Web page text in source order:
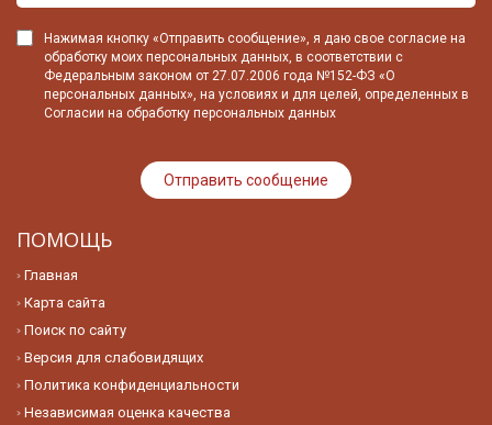
Нажимая кнопку «Отправить сообщение», я даю свое согласие на
обработку моих персональных данных, в соответствии с
Федеральным законом от 27.07.2006 года №152-ФЗ «О
персональных данных», на условиях и для целей, определенных в
Согласии на обработку персональных данных
ПОМОЩЬ
Главная
Карта сайта
Поиск по сайту
Версия для слабовидящих
Политика конфиденциальности
Независимая оценка качества